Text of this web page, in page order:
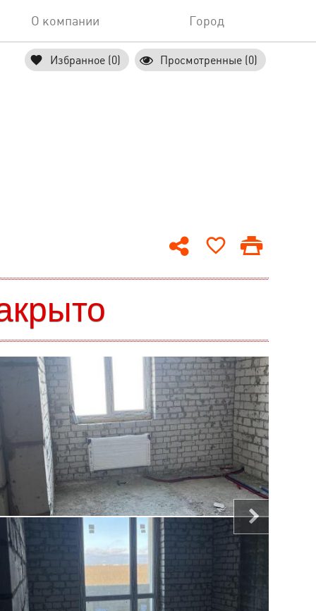
О компании Город
Избранное (0) Просмотренные (0)